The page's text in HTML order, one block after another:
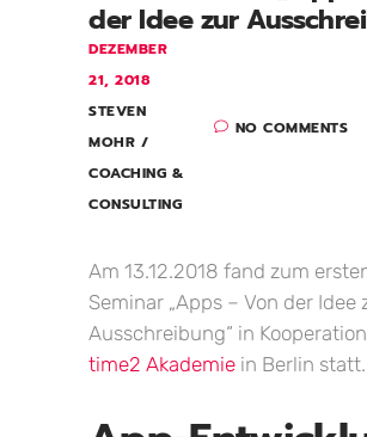
der Idee zur
DEZEMBER
21, 2018
STEVEN
MOHR
COACHING &
CONSULTING
NO COMMENTS
Am 13.12.2018 fand zum
Seminar „Apps – Von der Idee
Ausschreibung“ in
time2 Akademie in Berlin statt.